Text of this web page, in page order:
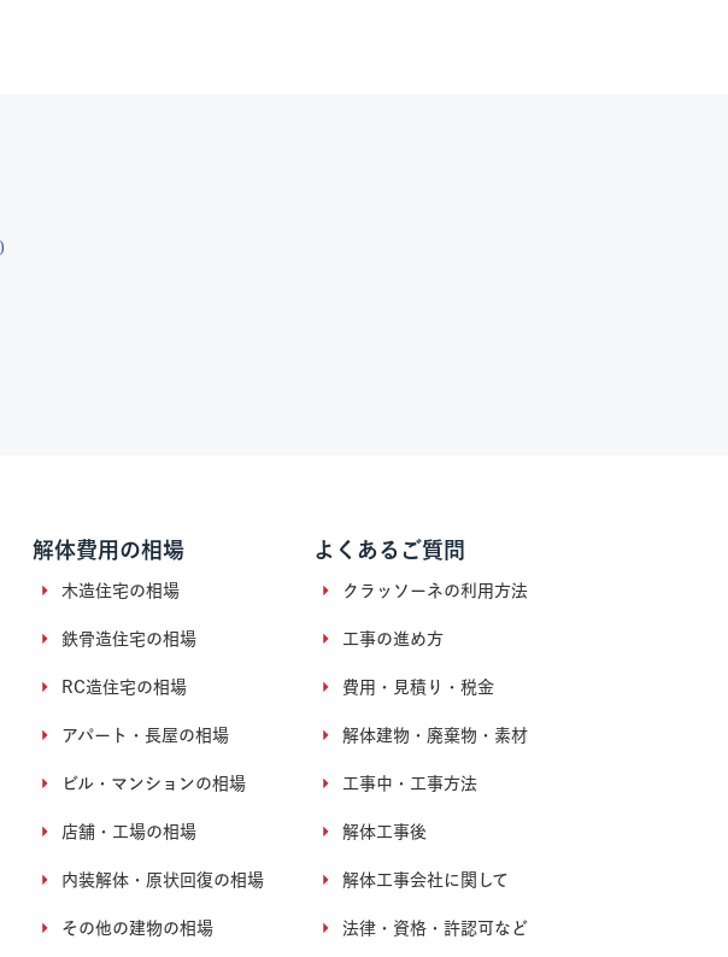
解体費用の相場
木造住宅の相場
鉄骨造住宅の相場
RC造住宅の相場
アパート・長屋の相場
ビル・マンションの相場
店舗・工場の相場
内装解体・原状回復の相場
その他の建物の相場
よくあるご質問
クラッソーネの利用方法
工事の進め方
費用・見積り・税金
解体建物・廃棄物・素材
工事中・工事方法
解体工事後
解体工事会社に関して
法律・資格・許認可など